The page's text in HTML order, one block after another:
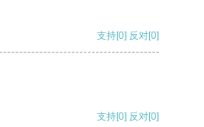
支持[0] 反对[0]
支持[0] 反对[0]